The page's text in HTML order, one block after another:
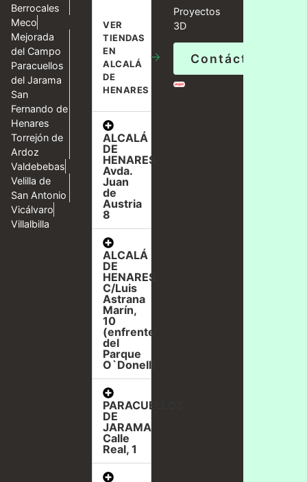
Berrocales
Meco
Mejorada
del Campo
Paracuellos
del Jarama
San
Fernando de
Henares
Torrejón de
Ardoz
Valdebebas
Velilla de
San Antonio
Vicálvaro
Villalbilla
VER
TIENDAS
EN
ALCALÁ
DE
HENARES
→
ALCALÁ
DE
HENARES,
Avda.
Juan
de
Austria
8
ALCALÁ
DE
HENARES,
C/Luis
Astrana
Marín,
10
(enfrente
del
Parque
O`Donell)
PARACUELLOS
DE
JARAMA,
Calle
Real, 1
Proyectos
3D
Contáctanos